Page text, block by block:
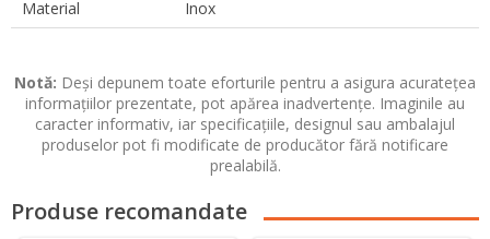
Material Inox
Notă: Deși depunem toate eforturile pentru a asigura acuratețea
informațiilor prezentate, pot apărea inadvertențe. Imaginile au
caracter informativ, iar specificațiile, designul sau ambalajul
produselor pot fi modificate de producător fără notificare
prealabilă.
Produse recomandate